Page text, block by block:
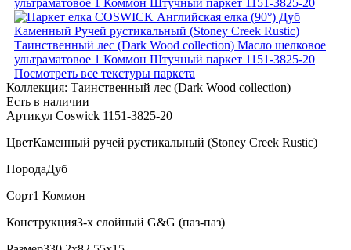
Посмотреть все текстуры паркета
Коллекция: Таинственный лес (Dark Wood collection)
Есть в наличии
Артикул Coswick 1151-3825-20
ЦветКаменный ручей рустикальный (Stoney Creek Rustic)
ПородаДуб
Сорт1 Коммон
Конструкция3-х слойный G&G (паз-паз)